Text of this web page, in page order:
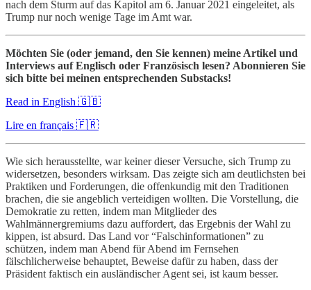
nach dem Sturm auf das Kapitol am 6. Januar 2021 eingeleitet, als
Trump nur noch wenige Tage im Amt war.
Möchten Sie (oder jemand, den Sie kennen) meine Artikel und
Interviews auf Englisch oder Französisch lesen? Abonnieren Sie
sich bitte bei meinen entsprechenden Substacks!
Read in English 🇬🇧
Lire en français 🇫🇷
Wie sich herausstellte, war keiner dieser Versuche, sich Trump zu
widersetzen, besonders wirksam. Das zeigte sich am deutlichsten bei
Praktiken und Forderungen, die offenkundig mit den Traditionen
brachen, die sie angeblich verteidigen wollten. Die Vorstellung, die
Demokratie zu retten, indem man Mitglieder des
Wahlmännergremiums dazu auffordert, das Ergebnis der Wahl zu
kippen, ist absurd. Das Land vor “Falschinformationen” zu
schützen, indem man Abend für Abend im Fernsehen
fälschlicherweise behauptet, Beweise dafür zu haben, dass der
Präsident faktisch ein ausländischer Agent sei, ist kaum besser.